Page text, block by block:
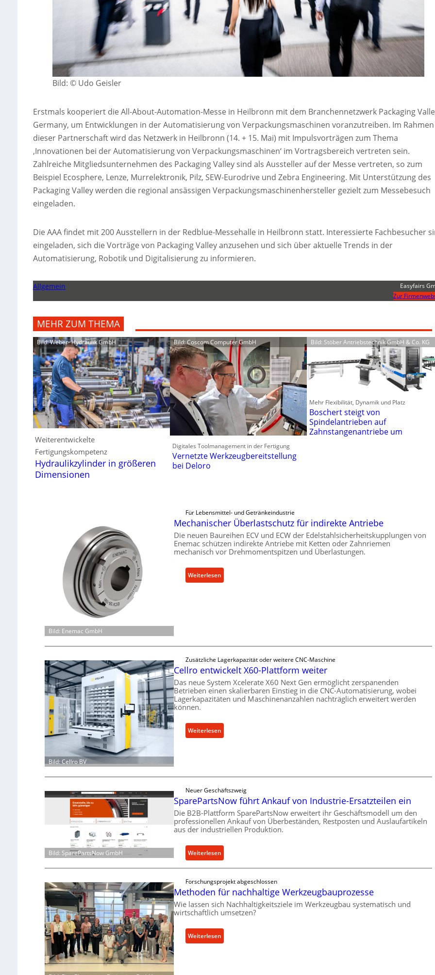
Bild: © Udo Geisler
Erstmals kooperiert die All-About-Automation-Messe in Heilbronn mit dem Branchennetzwerk Packaging
Germany, um Entwicklungen in der Automatisierung von Verpackungsmaschinen voranzutreiben. Im Rahmen
dieser Partnerschaft wird das Netzwerk in Heilbronn (14. + 15. Mai) mit Impulsvorträgen zum Thema
‚Innovationen bei der Automatisierung von Verpackungsmaschinen‘ im Vortragsbereich vertreten sein.
Zahlreiche Mitgliedsunternehmen des Packaging Valley sind als Aussteller auf der Messe vertreten, so zum
Beispiel Ecosphere, Lenze, Murrelektronik, Pilz, SEW-Eurodrive und Zebra Engineering. Mit Unterstützung des
Packaging Valley werden die regional ansässigen Verpackungsmaschinenhersteller gezielt zum Messebesuch
eingeladen.
Die AAA findet mit 200 Ausstellern in der Redblue-Messehalle in Heilbronn statt. Interessierte Fachbesucher
eingeladen, sich die Vorträge von Packaging Valley anzusehen und sich über aktuelle Trends in der
Automatisierung, Robotik und Digitalisierung zu informieren.
Allgemein
Easyfairs
Zur
MEHR ZUM THEMA
Bild: Weber- Hydraulik GmbH
Weiterentwickelte
Fertigungskompetenz
Hydraulikzylinder in größeren
Dimensionen
Bild: Coscom Computer GmbH
Digitales Toolmanagement in der Fertigung
Vernetzte Werkzeugbereitstellung
bei Deloro
Bild: Stöber Antriebstechnik GmbH & Co. KG
Mehr Flexibilität, Dynamik und Platz
Boschert steigt von
Spindelantrieben auf
Zahnstangenantriebe um
Bild: Enemac GmbH
Für Lebensmittel- und Getränkeindustrie
Mechanischer Überlastschutz für indirekte Antriebe
Die neuen Baureihen ECV und ECW der Edelstahlsicherheitskupplungen von
Enemac schützen indirekte Antriebe mit Ketten oder Zahnriemen
mechanisch vor Drehmomentspitzen und Überlastungen.
Weiterlesen:
M
i
c
e
r
r
t
s
c
h
u
t
ü
r
i
n
d
i
e
k
Bild: Cellro BV
Zusätzliche Lagerkapazität oder weitere CNC-Maschine
Cellro entwickelt X60-Plattform weiter
Das neue System Xcelerate X60 Next Gen ermöglicht zerspanenden
Betrieben einen skalierbaren Einstieg in die CNC-Automatisierung, wobei
Lagerkapazitäten und Maschinenanzahlen nachträglich erweitert werden
können.
Weiterlesen:
C
o
e
n
t
w
c
k
l
t
X
6
-
P
Bild: SparePartsNow GmbH
Neuer Geschäftszweig
SparePartsNow führt Ankauf von Industrie-Ersatzteilen ein
Die B2B-Plattform SparePartsNow erweitert ihr Geschäftsmodell um den
professionellen Ankauf von Überbeständen, Restposten und Auslaufartikeln
aus der industriellen Produktion.
Weiterlesen:
S
a
r
e
P
r
t
Forschungsprojekt abgeschlossen
Methoden für nachhaltige Werkzeugbauprozesse
Wie lassen sich Nachhaltigkeitsziele im Werkzeugbau systematisch und
wirtschaftlich umsetzen?
Weiterlesen:
M